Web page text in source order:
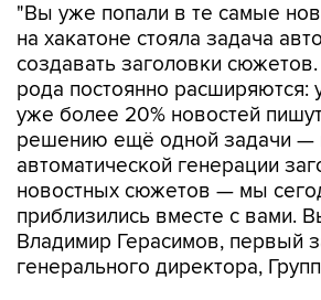
"Вы уже попали в те самые
на хакатоне стояла задача
создавать заголовки
рода постоянно расширяются:
уже более 20% новостей
решению ещё одной задачи —
автоматической генерации
новостных сюжетов — мы
приблизились вместе с вами.
Владимир Герасимов, первый
генерального директора,